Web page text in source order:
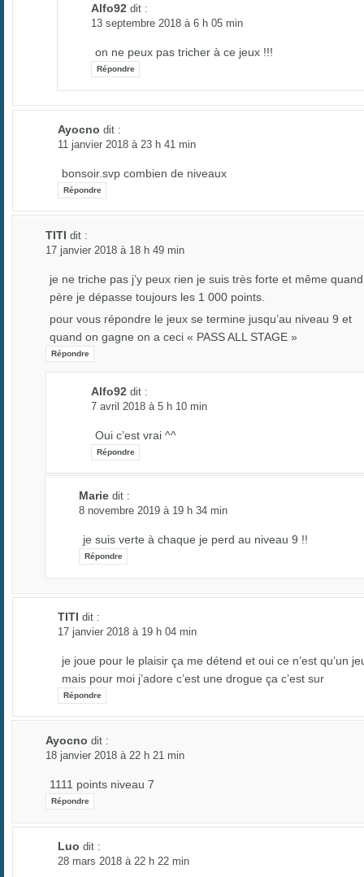
Alfo92 dit :
13 septembre 2018 à 6 h 05 min
on ne peux pas tricher à ce jeux !!!
Répondre
Ayocno dit :
11 janvier 2018 à 23 h 41 min
bonsoir.svp combien de niveaux
Répondre
TITI dit :
17 janvier 2018 à 18 h 49 min
je ne triche pas j’y peux rien je suis très forte et même
père je dépasse toujours les 1 000 points.
pour vous répondre le jeux se termine jusqu’au niveau 9 et
quand on gagne on a ceci « PASS ALL STAGE »
Répondre
Alfo92 dit :
7 avril 2018 à 5 h 10 min
Oui c’est vrai ^^
Répondre
Marie dit :
8 novembre 2019 à 19 h 34 min
je suis verte à chaque je perd au niveau 9 !!
Répondre
TITI dit :
17 janvier 2018 à 19 h 04 min
je joue pour le plaisir ça me détend et oui ce n’est qu’un
mais pour moi j’adore c’est une drogue ça c’est sur
Répondre
Ayocno dit :
18 janvier 2018 à 22 h 21 min
1111 points niveau 7
Répondre
Luo dit :
28 mars 2018 à 22 h 22 min